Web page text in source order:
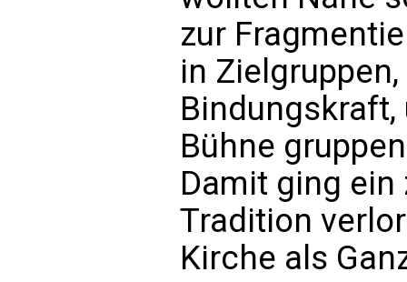
zur
in
Bühne
Damit ging ein
Tradition
Kirche als